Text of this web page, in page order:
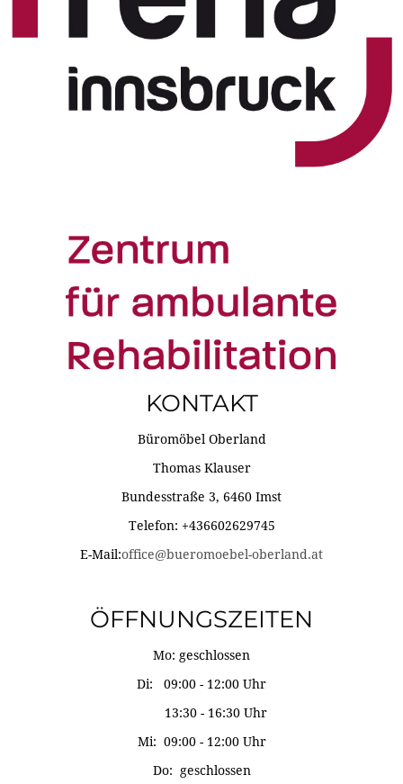
KONTAKT
Büromöbel Oberland
Thomas Klauser
Bundesstraße 3, 6460 Imst
Telefon: +436602629745
E-Mail:office@bueromoebel-oberland.at
ÖFFNUNGSZEITEN
Mo: geschlossen
Di: 09:00 - 12:00 Uhr
13:30 - 16:30 Uhr
Mi: 09:00 - 12:00 Uhr
Do: geschlossen